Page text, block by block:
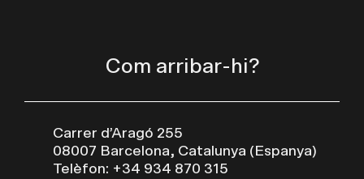
Com arribar-hi?
Carrer d’Aragó 255
08007 Barcelona, Catalunya (Espanya)
Telèfon: +34 934 870 315